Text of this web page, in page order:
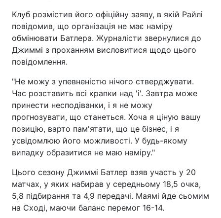
Клуб розмістив його офіційну заяву, в якій Райлі
повідомив, що організація не має наміру
обмінювати Батлера. Журналісти звернулися до
Джиммі з проханням висловитися щодо цього
повідомлення.
"Не можу з упевненістю нічого стверджувати.
Час розставить всі крапки над 'і'. Завтра може
принести несподіванки, і я не можу
прогнозувати, що станеться. Хоча я ціную вашу
позицію, варто пам'ятати, що це бізнес, і я
усвідомлюю його можливості. У будь-якому
випадку образитися не маю наміру."
Цього сезону Джиммі Батлер взяв участь у 20
матчах, у яких набирав у середньому 18,5 очка,
5,8 підбирання та 4,9 передачі. Маямі йде сьомим
на Сході, маючи баланс перемог 16-14.